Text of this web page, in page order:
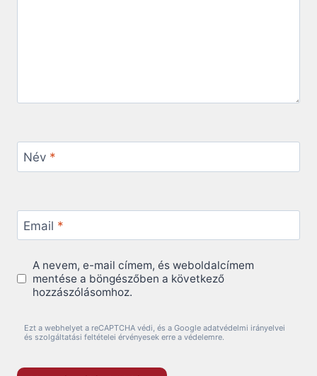
Név *
Email *
A nevem, e-mail címem, és weboldalcímem
mentése a böngészőben a következő
hozzászólásomhoz.
Ezt a webhelyet a reCAPTCHA védi, és a Google adatvédelmi irányelvei
és szolgáltatási feltételei érvényesek erre a védelemre.